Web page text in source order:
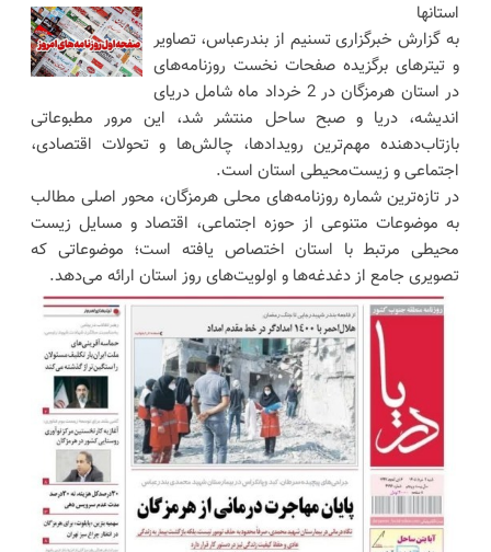
استانها
به گزارش خبرگزاری تسنیم از بندرعباس، تصاویر
و تیترهای برگزیده صفحات نخست روزنامه‌های
در استان هرمزگان در 2 خرداد ماه شامل دریای
اندیشه، دریا‌ و صبح ساحل منتشر شد، این مرور مطبوعاتی
بازتاب‌دهنده مهم‌ترین رویدادها، چالش‌ها و تحولات اقتصادی،
اجتماعی و زیست‌محیطی استان است.
در تازه‌ترین شماره روزنامه‌های محلی هرمزگان، محور اصلی مطالب
به موضوعات متنوعی از حوزه اجتماعی، اقتصاد و مسایل زیست
محیطی مرتبط با استان اختصاص یافته است؛ موضوعاتی که
تصویری جامع از دغدغه‌ها و اولویت‌های روز استان ارائه می‌دهد.